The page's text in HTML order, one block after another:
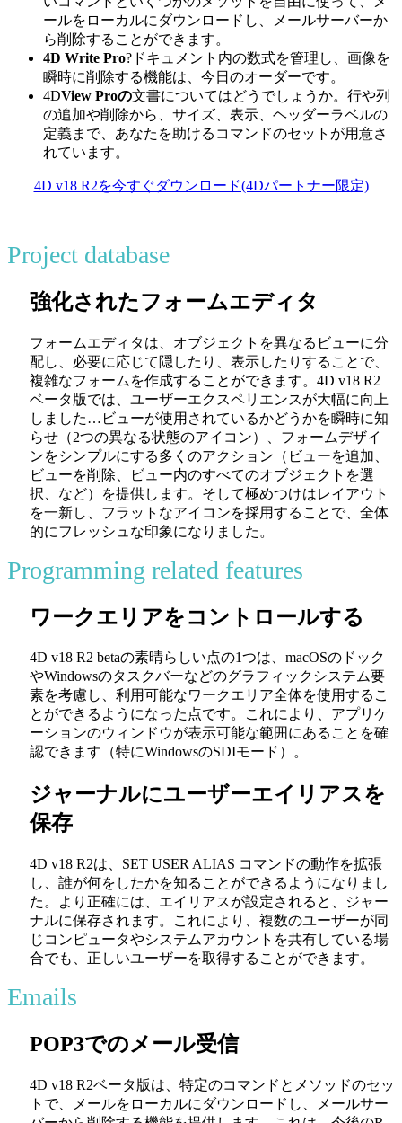
ールをローカルにダウンロードし、メールサーバーか
ら削除することができます。
4D Write Pro?ドキュメント内の数式を管理し、画像を
瞬時に削除する機能は、今日のオーダーです。
4DView Proの文書についてはどうでしょうか。行や列
の追加や削除から、サイズ、表示、ヘッダーラベルの
定義まで、あなたを助けるコマンドのセットが用意さ
れています。
4D v18 R2を今すぐダウンロード(4Dパートナー限定)
Project database
強化されたフォームエディタ
フォームエディタは、オブジェクトを異なるビューに分
配し、必要に応じて隠したり、表示したりすることで、
複雑なフォームを作成することができます。4D v18 R2
ベータ版では、ユーザーエクスペリエンスが大幅に向上
しました…ビューが使用されているかどうかを瞬時に知
らせ（2つの異なる状態のアイコン）、フォームデザイ
ンをシンプルにする多くのアクション（ビューを追加、
ビューを削除、ビュー内のすべてのオブジェクトを選
択、など）を提供します。そして極めつけはレイアウト
を一新し、フラットなアイコンを採用することで、全体
的にフレッシュな印象になりました。
Programming related features
ワークエリアをコントロールする
4D v18 R2 betaの素晴らしい点の1つは、macOSのドック
やWindowsのタスクバーなどのグラフィックシステム要
素を考慮し、利用可能なワークエリア全体を使用するこ
とができるようになった点です。これにより、アプリケ
ーションのウィンドウが表示可能な範囲にあることを確
認できます（特にWindowsのSDIモード）。
ジャーナルにユーザーエイリアスを
保存
4D v18 R2は、 SET USER ALIAS コマンドの動作を拡張
し、誰が何をしたかを知ることができるようになりまし
た。より正確には、エイリアスが設定されると、ジャー
ナルに保存されます。これにより、複数のユーザーが同
じコンピュータやシステムアカウントを共有している場
合でも、正しいユーザーを取得することができます。
Emails
POP3でのメール受信
4D v18 R2ベータ版は、特定のコマンドとメソッドのセッ
トで、メールをローカルにダウンロードし、メールサー